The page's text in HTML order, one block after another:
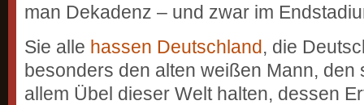
man Dekadenz – und zwar im
Sie alle hassen Deutschland, die
besonders den alten weißen Mann, den
allem Übel dieser Welt halten, dessen